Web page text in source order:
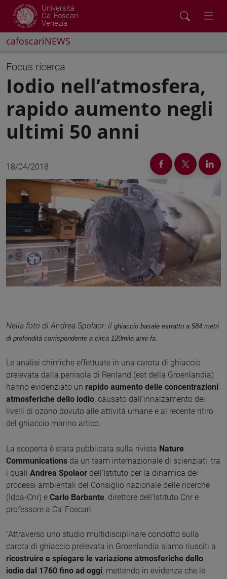
Università
Ca' Foscari
Venezia
cafoscariNEWS
Focus ricerca
Iodio nell’atmosfera,
rapido aumento negli
ultimi 50 anni
18/04/2018
Nella foto di Andrea Spolaor: il ghiaccio basale estratto a 584 metri
di profondità corrispondente a circa 120mila anni fa.
Le analisi chimiche effettuate in una carota di ghiaccio
prelevata dalla penisola di Renland (est della Groenlandia)
hanno evidenziato un rapido aumento delle concentrazioni
atmosferiche dello iodio, causato dall’innalzamento dei
livelli di ozono dovuto alle attività umane e al recente ritiro
del ghiaccio marino artico.
La scoperta è stata pubblicata sulla rivista Nature
Communications da un team internazionale di scienziati, tra
i quali Andrea Spolaor dell’Istituto per la dinamica dei
processi ambientali del Consiglio nazionale delle ricerche
(Idpa-Cnr) e Carlo Barbante, direttore dell’Istituto Cnr e
professore a Ca’ Foscari.
“Attraverso uno studio multidisciplinare condotto sulla
carota di ghiaccio prelevata in Groenlandia siamo riusciti a
ricostruire e spiegare le variazione atmosferiche dello
iodio dal 1760 fino ad oggi, mettendo in evidenza che le